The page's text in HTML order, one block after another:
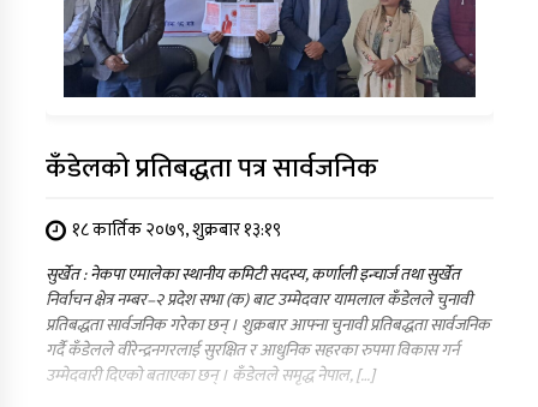
कँडेलको प्रतिबद्धता पत्र सार्वजनिक
१८ कार्तिक २०७९, शुक्रबार १३:१९
सुर्खेत : नेकपा एमालेका स्थानीय कमिटी सदस्य, कर्णाली इन्चार्ज तथा सुर्खेत
निर्वाचन क्षेत्र नम्बर–२ प्रदेश सभा (क) बाट उम्मेदवार यामलाल कँडेलले चुनावी
प्रतिबद्धता सार्वजनिक गरेका छन् । शुक्रबार आफ्ना चुनावी प्रतिबद्धता सार्वजनिक
गर्दै कँडेलले वीरेन्द्रनगरलाई सुरक्षित र आधुनिक सहरका रुपमा विकास गर्न
उम्मेदवारी दिएको बताएका छन् । कँडेलले समृद्ध नेपाल, […]